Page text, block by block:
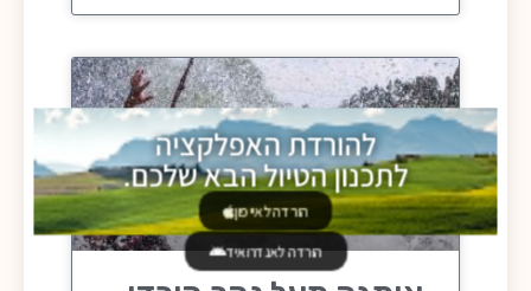
להורדת האפלקציה
לתכנון הטיול הבא שלכם.
הורדה לאייפון
הורדה לאנדרואיד